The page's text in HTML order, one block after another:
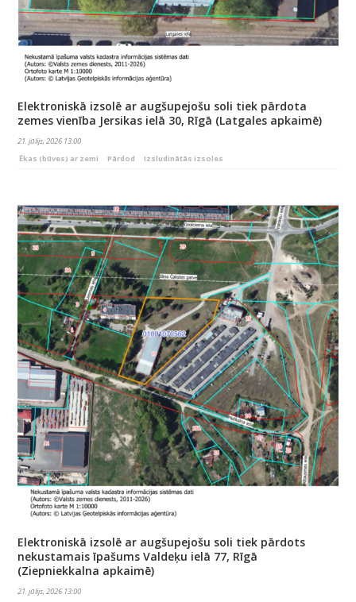
Elektroniskā izsolē ar augšupejošu soli tiek pārdota
zemes vienība Jersikas ielā 30, Rīgā (Latgales apkaimē)
21. jūlijs, 2026 13:00
Ēkas (būves) ar zemi
Pārdod Izsludinātās izsoles
Elektroniskā izsolē ar augšupejošu soli tiek pārdots
nekustamais īpašums Valdeķu ielā 77, Rīgā
(Ziepniekkalna apkaimē)
21. jūlijs, 2026 13:00